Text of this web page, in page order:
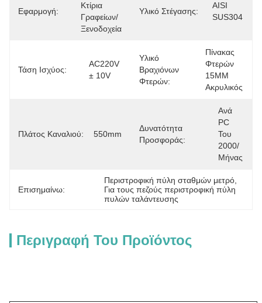
Εφαρμογή:
Κτίρια
Γραφείων/
Ξενοδοχεία
Υλικό Στέγασης:
AISI
SUS304
Τάση Ισχύος:
AC220V
± 10V
Υλικό
Βραχιόνων
Φτερών:
Πίνακας
Φτερών
15MM
Ακρυλικός
Πλάτος Καναλιού: 550mm
Δυνατότητα
Προσφοράς:
Ανά
PC
Του
2000/
Μήνας
Επισημαίνω:
Περιστροφική πύλη σταθμών μετρό
Για τους πεζούς περιστροφική πύλη
πυλών ταλάντευσης
Περιγραφή Του Προϊόντος